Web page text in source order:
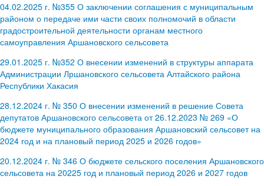
04.02.2025 г. №355 О заключении соглашения с муниципальным
районом о передаче ими части своих полномочий в области
градостроительной деятельности органам местного
самоуправления Аршановского сельсовета
29.01.2025 г. №352 О внесении изменений в структуры аппарата
Администрации Лршановского сельсовета Алтайского района
Республики Хакасия
28.12.2024 г. № 350 О внесении изменений в решение Совета
депутатов Аршановского сельсовета от 26.12.2023 № 269 «О
бюджете муниципального образования Аршановский сельсовет на
2024 год и на плановый период 2025 и 2026 годов»
20.12.2024 г. № 346 О бюджете сельского поселения Аршановского
сельсовета на 20225 год и плановый период 2026 и 2027 годов